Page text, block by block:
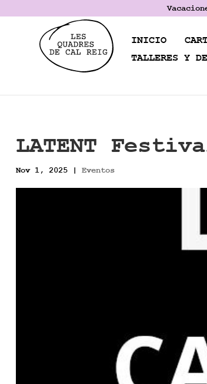
INICIO
TALLERES Y
LATENT
Nov 1, 2025 | Eventos